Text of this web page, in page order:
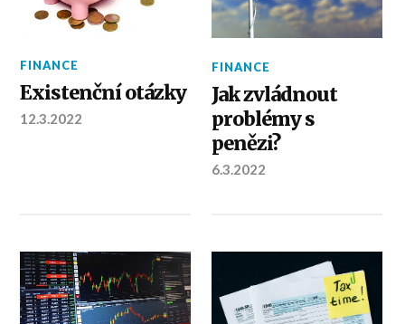
FINANCE
Existenční otázky
12.3.2022
FINANCE
Jak zvládnout
problémy s
penězi?
6.3.2022